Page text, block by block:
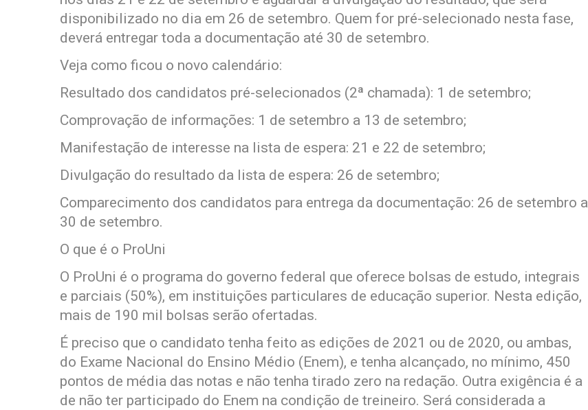
disponibilizado no dia em 26 de setembro. Quem for pré-selecionado nesta fase,
deverá entregar toda a documentação até 30 de setembro.
Veja como ficou o novo calendário:
Resultado dos candidatos pré-selecionados (2ª chamada): 1 de setembro;
Comprovação de informações: 1 de setembro a 13 de setembro;
Manifestação de interesse na lista de espera: 21 e 22 de setembro;
Divulgação do resultado da lista de espera: 26 de setembro;
Comparecimento dos candidatos para entrega da documentação: 26 de setembro a
30 de setembro.
O que é o ProUni
O ProUni é o programa do governo federal que oferece bolsas de estudo, integrais
e parciais (50%), em instituições particulares de educação superior. Nesta edição,
mais de 190 mil bolsas serão ofertadas.
É preciso que o candidato tenha feito as edições de 2021 ou de 2020, ou ambas,
do Exame Nacional do Ensino Médio (Enem), e tenha alcançado, no mínimo, 450
pontos de média das notas e não tenha tirado zero na redação. Outra exigência é a
de não ter participado do Enem na condição de treineiro. Será considerada a